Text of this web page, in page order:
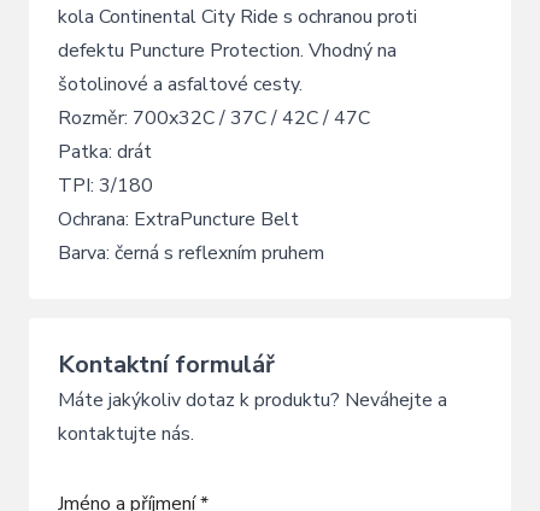
kola Continental City Ride s ochranou proti
defektu Puncture Protection. Vhodný na
šotolinové a asfaltové cesty.
Rozměr: 700x32C / 37C / 42C / 47C
Patka: drát
TPI: 3/180
Ochrana: ExtraPuncture Belt
Barva: černá s reflexním pruhem
Kontaktní formulář
Máte jakýkoliv dotaz k produktu? Neváhejte a
kontaktujte nás.
Jméno a příjmení *